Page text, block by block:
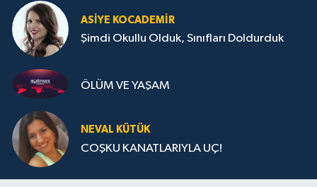
ASIYE KOCADEMİR
Şimdi Okullu Olduk, Sınıfları Doldurduk
ÖLÜM VE YAŞAM
NEVAL KÜTÜK
COŞKU KANATLARIYLA UÇ!